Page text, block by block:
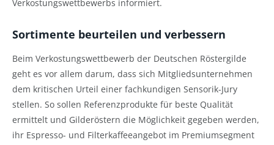
Verkostungswettbewerbs informiert.
Sortimente beurteilen und verbessern
Beim Verkostungswettbewerb der Deutschen Röstergilde
geht es vor allem darum, dass sich Mitgliedsunternehmen
dem kritischen Urteil einer fachkundigen Sensorik-Jury
stellen. So sollen Referenzprodukte für beste Qualität
ermittelt und Gilderöstern die Möglichkeit gegeben werden,
ihr Espresso- und Filterkaffeeangebot im Premiumsegment